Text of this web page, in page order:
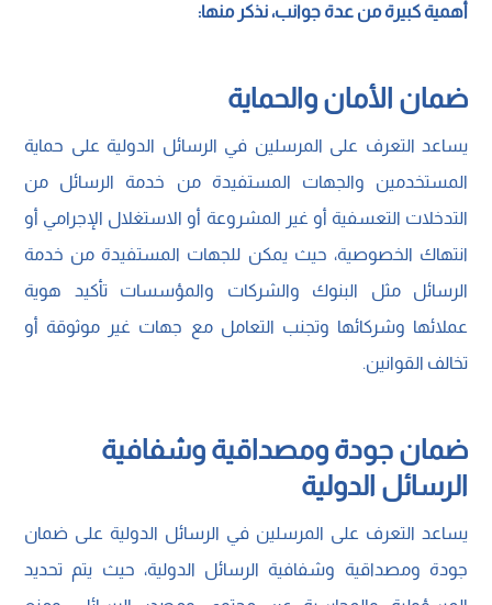
أهمية كبيرة من عدة جوانب، نذكر منها:
ضمان الأمان والحماية
يساعد التعرف على المرسلين في الرسائل الدولية على حماية
المستخدمين والجهات المستفيدة من خدمة الرسائل من
التدخلات التعسفية أو غير المشروعة أو الاستغلال الإجرامي أو
انتهاك الخصوصية، حيث يمكن للجهات المستفيدة من خدمة
الرسائل مثل البنوك والشركات والمؤسسات تأكيد هوية
عملائها وشركائها وتجنب التعامل مع جهات غير موثوقة أو
تخالف القوانين.
ضمان جودة ومصداقية وشفافية
الرسائل الدولية
يساعد التعرف على المرسلين في الرسائل الدولية على ضمان
جودة ومصداقية وشفافية الرسائل الدولية، حيث يتم تحديد